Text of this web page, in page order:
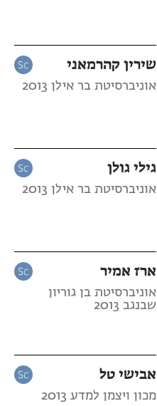
שירין קהרמאני
אוניברסיטת בר אילן 2013
גילי גולן
אוניברסיטת בר אילן 2013
ארז אמיר
אוניברסיטת בן גוריון
שבנגב 2013
אבישי טל
מכון ויצמן למדע 2013